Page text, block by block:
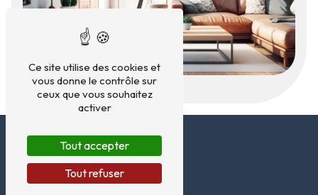
Ce site utilise des cookies et
vous donne le contrôle sur
ceux que vous souhaitez
activer
Tout accepter
Tout refuser